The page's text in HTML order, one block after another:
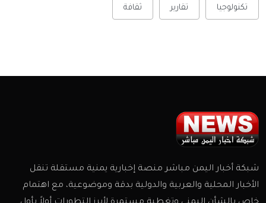
تكنولوجيا تقارير ثقافة
شبكة أخبار اليمن مباشر منصة إخبارية يمنية مستقلة تنقل
الأخبار المحلية والعربية والدولية بدقة وموضوعية، مع اهتمام